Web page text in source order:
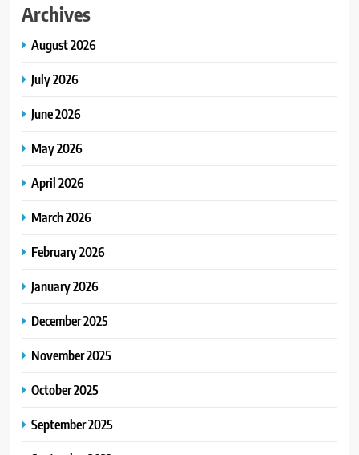
Archives
August 2026
July 2026
June 2026
May 2026
April 2026
March 2026
February 2026
January 2026
December 2025
November 2025
October 2025
September 2025